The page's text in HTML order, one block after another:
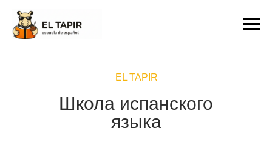
Школа испанского
языка
EL TAPIR